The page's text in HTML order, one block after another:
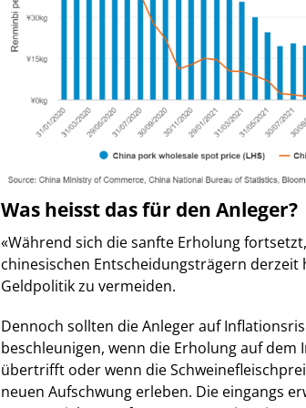
Was heisst das für den Anleger?
«Während sich die sanfte Erholung
chinesischen Entscheidungsträgern derzeit
Geldpolitik zu vermeiden.
Dennoch sollten die Anleger auf
beschleunigen, wenn die Erholung auf
übertrifft oder wenn die
neuen Aufschwung erleben. Die eingangs